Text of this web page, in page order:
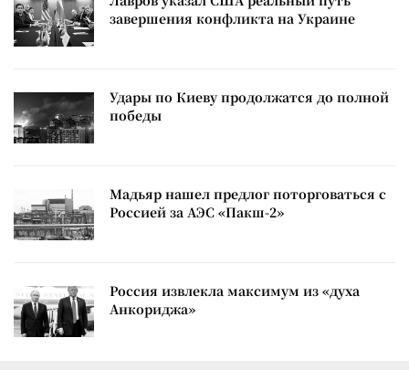
завершения конфликта на Украине
Удары по Киеву продолжатся до полной
победы
Мадьяр нашел предлог поторговаться с
Россией за АЭС «Пакш-2»
Россия извлекла максимум из «духа
Анкориджа»